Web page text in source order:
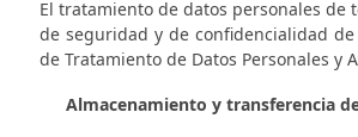
El tratamiento de datos personales de
de seguridad y de confidencialidad
de Tratamiento de Datos Personales y
Almacenamiento y transferencia